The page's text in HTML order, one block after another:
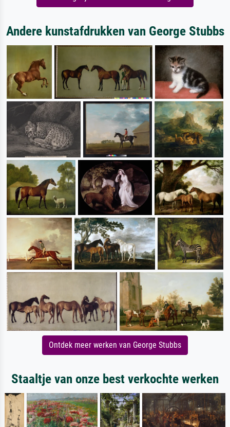
Andere kunstafdrukken van George Stubbs
Ontdek meer werken van George Stubbs
Staaltje van onze best verkochte werken